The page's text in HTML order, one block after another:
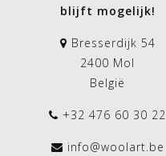
blijft mogelijk!
Bresserdijk 54
2400 Mol
België
+32 476 60 30 22
info@woolart.be